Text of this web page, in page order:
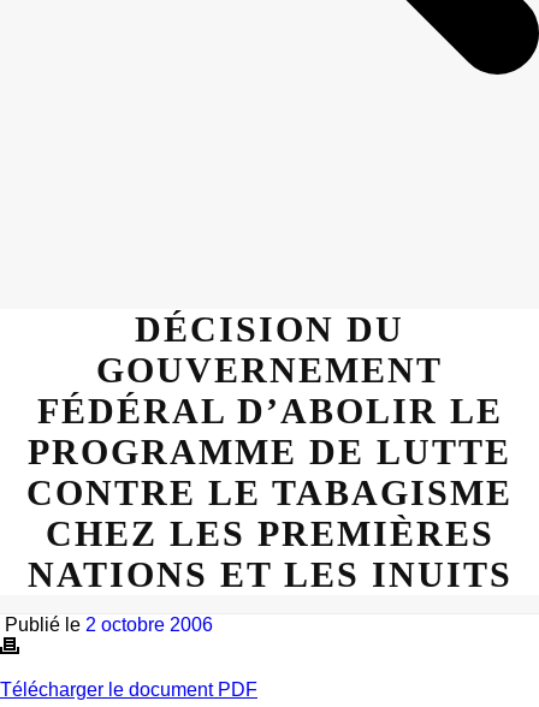
DÉCISION DU
GOUVERNEMENT
FÉDÉRAL D’ABOLIR LE
PROGRAMME DE LUTTE
CONTRE LE TABAGISME
CHEZ LES PREMIÈRES
NATIONS ET LES INUITS
Publié le 2 octobre 2006
Télécharger le document PDF